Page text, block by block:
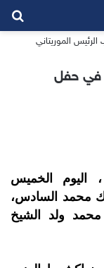
في حفل
‏الخميس
محمد ‏السادس،
ولد الشيخ